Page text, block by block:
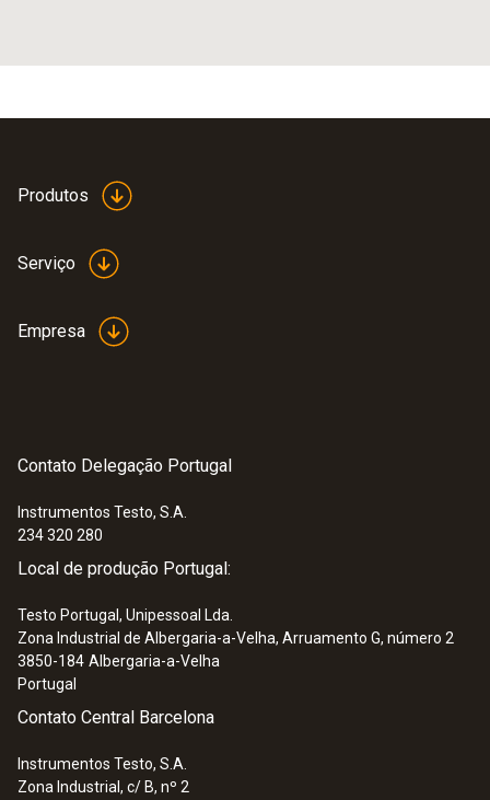
Produtos
Serviço
Empresa
Contato Delegação Portugal
Instrumentos Testo, S.A.
234 320 280
Local de produção Portugal:
Testo Portugal, Unipessoal Lda.
Zona Industrial de Albergaria-a-Velha, Arruamento G, número 2
3850-184 Albergaria-a-Velha
Portugal
Contato Central Barcelona
Instrumentos Testo, S.A.
Zona Industrial, c/ B, nº 2